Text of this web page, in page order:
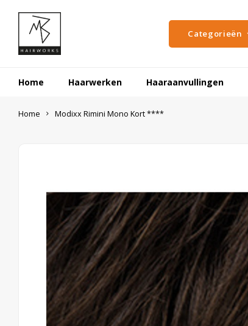
Categorieën
Home Haarwerken Haaraanvullingen
Home Modixx Rimini Mono Kort ****